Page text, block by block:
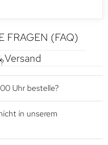
FRAGEN (FAQ)
Versand
Uhr bestelle?
in unserem